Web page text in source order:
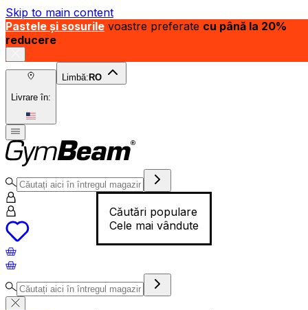
Skip to main content
Pastele și sosurile voastre preferate cu până la 20%
reducere
Livrare în:
Limbă: RO
Căutări populare
Cele mai vândute